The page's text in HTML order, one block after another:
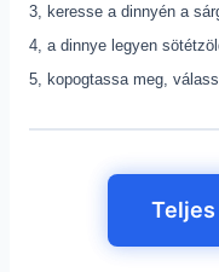
3, keresse a dinnyén a
4, a dinnye legyen
5, kopogtassa meg,